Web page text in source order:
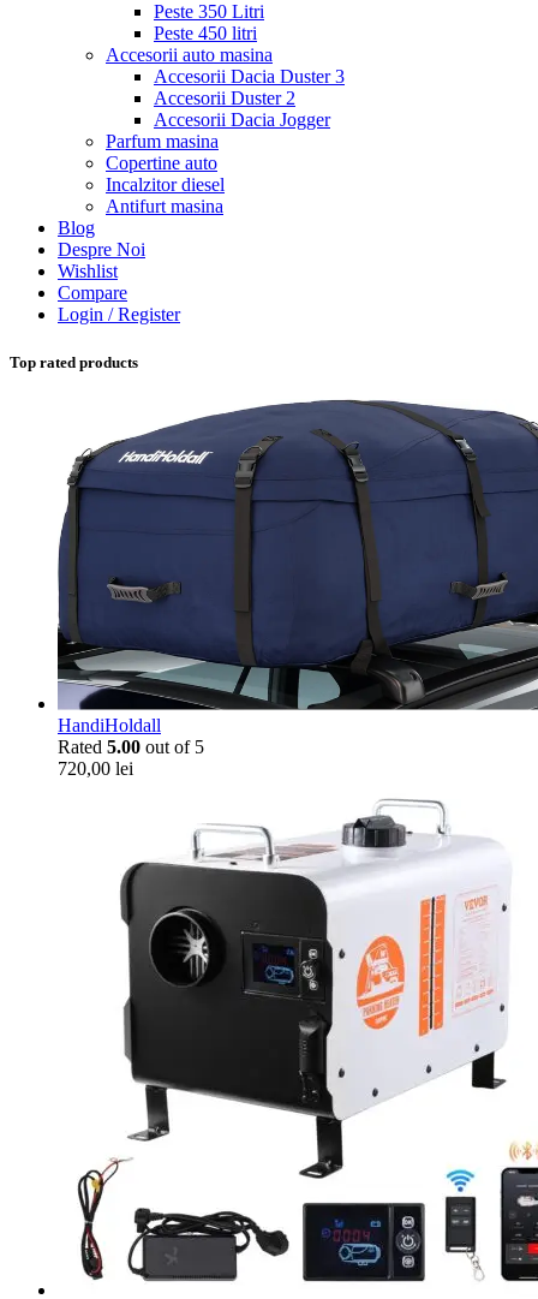
Peste 350 Litri
Peste 450 litri
Accesorii auto masina
Accesorii Dacia Duster 3
Accesorii Duster 2
Accesorii Dacia Jogger
Parfum masina
Copertine auto
Incalzitor diesel
Antifurt masina
Blog
Despre Noi
Wishlist
Compare
Login / Register
Top rated products
HandiHoldall
Rated 5.00 out of 5
720,00 lei